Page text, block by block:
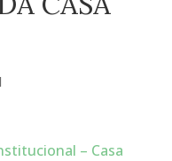
– Casa